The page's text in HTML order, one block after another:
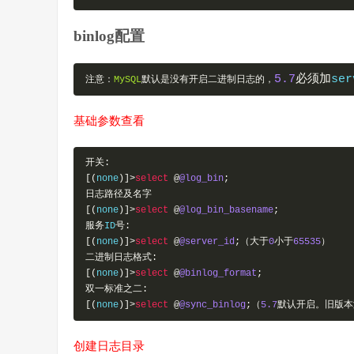
binlog配置
注意： MySQL默认是没有开启二进制日志的， 5.7必须加
基础参数查看
开关:
[( none )]>select @@log_bin;
日志路径及名字
[( none )]>select @@log_bin_basename;
服务ID号:
[( none )]>select @@server_id;（大于0小于65535）
二进制日志格式:
[( none )]>select @@binlog_format ;
双一标准之二:
[( none )]>select @@sync_binlog;（ 5.7默认开启。旧版本
创建日志目录